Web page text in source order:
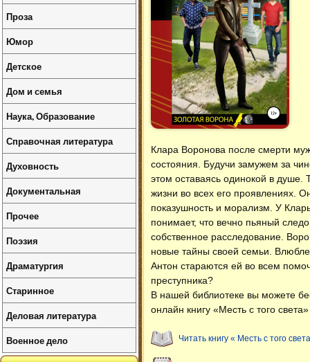
Клара Воронова после смерти
состояния. Будучи замужем за
этом оставаясь одинокой в душе.
жизни во всех его проявлениях.
показушность и морализм. У
понимает, что вечно пьяный
собственное расследование.
новые тайны своей семьи.
Антон стараются ей во всем
преступника?
В нашей библиотеке вы можете
онлайн книгу «Месть с того
Читать книгу « Месть с того
Проза
Юмор
Детское
Дом и семья
Наука, Образование
Справочная литература
Духовность
Документальная
Прочее
Поэзия
Драматургия
Старинное
Деловая литература
Военное дело